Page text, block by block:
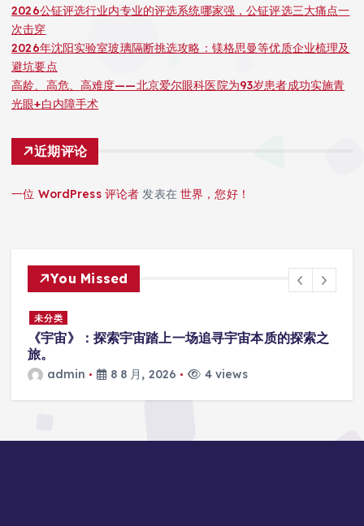
2026公钲评选行业内专业的评选系统哪家强，公钲评选三大痛点一
次击穿
2026年沈阳实验室玻璃隔断挑选攻略：镁格思曼等优质企业梳理及
避坑要点
高龄、高危、高难度——北京爱尔眼科医院为93岁患者成功实施青
光眼+白内障手术
近期评论
一位 WordPress 评论者 发表在世界，您好！
You Missed
未分类
2026公钲评选行业内专业的评选系统哪家强，公钲
评选三大痛点一次击穿
admin 8 8 月, 2026 2 views